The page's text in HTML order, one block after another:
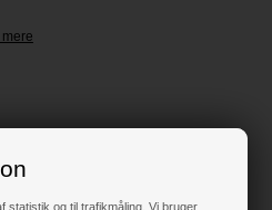
statistik og til trafikmåling. Vi bruger